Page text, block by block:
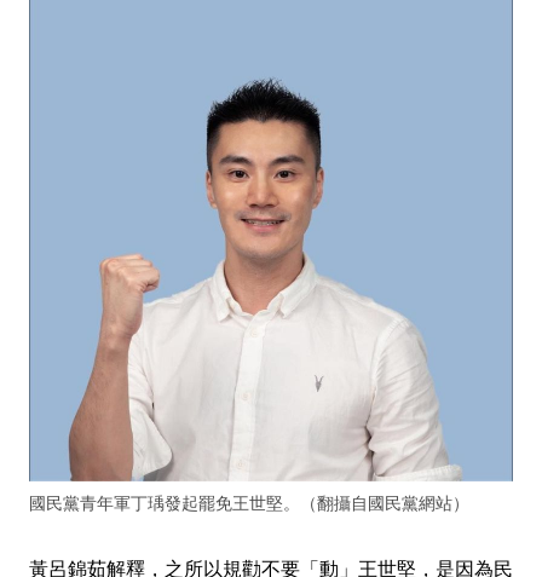
國民黨青年軍丁瑀發起罷免王世堅。（翻攝自國民黨網站）
黃呂錦茹解釋，之所以規勸不要「動」王世堅，是因為民